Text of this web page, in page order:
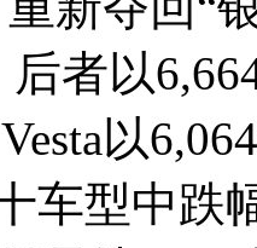
后者以
以
车型中跌